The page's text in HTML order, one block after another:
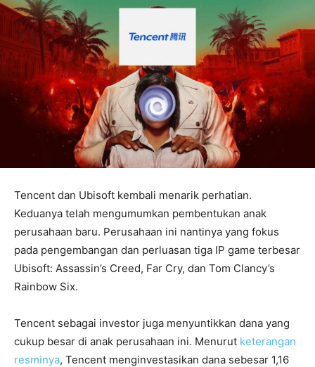
Tencent dan Ubisoft kembali menarik perhatian.
Keduanya telah mengumumkan pembentukan anak
perusahaan baru. Perusahaan ini nantinya yang fokus
pada pengembangan dan perluasan tiga IP game terbesar
Ubisoft: Assassin’s Creed, Far Cry, dan Tom Clancy’s
Rainbow Six.
Tencent sebagai investor juga menyuntikkan dana yang
cukup besar di anak perusahaan ini. Menurut keterangan
resminya, Tencent menginvestasikan dana sebesar 1,16